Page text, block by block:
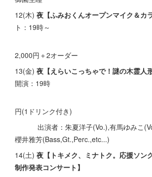
12(木) 夜【ふみおくんオープンマイク＆カ
ト：19時～
チャ
2,000円＋2オーダー
13(金) 夜【えらいこっちゃで！謎の木霊人形
開演：19時
チャージ：
円(1ドリンク付き)
出演者：朱夏洋子(Vo.),有馬ゆみこ
櫻井雅芳(Bass,Gt.,Perc.,etc...)
14(土) 夜【トキメク、ミナトク。応援ソン
制作発表コンサート】